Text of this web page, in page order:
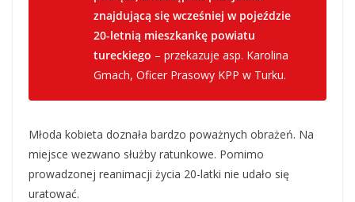
znajdującą się wcześniej w pojeździe
20-letnią mieszkankę powiatu
tureckiego – przekazuje asp. Karolina
Gmach, Oficer Prasowy KPP w Turku.
Młoda kobieta doznała bardzo poważnych obrażeń. Na
miejsce wezwano służby ratunkowe. Pomimo
prowadzonej reanimacji życia 20-latki nie udało się
uratować.